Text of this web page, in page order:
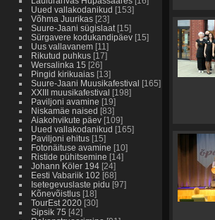
Uued vallakodanikud [153]
Võhma Juurikas [23]
Suure-Jaani sügislaat [15]
Sürgavere kodukandipäev [15]
Uus vallavanem [11]
Rikutud puhkus [17]
Wersalinka 15 [26]
Pingid kirikuaias [13]
Suure-Jaani Muusikafestival [165]
XXIII muusikafestival [198]
Paviljoni avamine [19]
Niskamäe naised [83]
Aiakohvikute päev [109]
Uued vallakodanikud [165]
Paviljoni ehitus [15]
Fotonäituse avamine [10]
Ristide pühitsemine [14]
Johann Köler 194 [24]
Eesti Vabariik 102 [68]
Isetegevuslaste pidu [97]
Kõnevõistlus [18]
TourEst 2020 [30]
Sipsik 75 [42]